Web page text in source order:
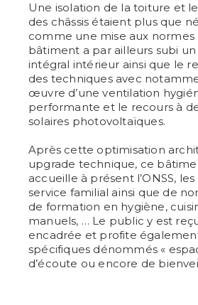
Une isolation de la toiture et
des châssis étaient plus que
comme une mise aux normes
bâtiment a par ailleurs subi
intégral intérieur ainsi que le
des techniques avec
œuvre d’une ventilation
performante et le recours à
solaires photovoltaïques.
Après cette optimisation
upgrade technique, ce
accueille à présent l’ONSS,
service familial ainsi que de
de formation en hygiène,
manuels, … Le public y est
encadrée et profite
spécifiques dénommés «
d’écoute ou encore de